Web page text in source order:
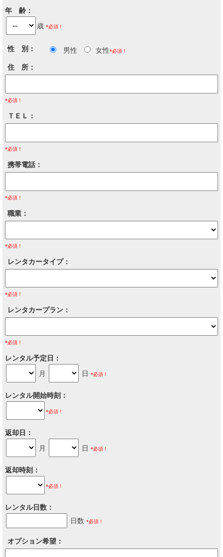
年 齢
歳 *必須！
性 別 男性 女性*必須！
住 所
*必須！
ＴＥＬ
*必須！
携帯電話
*必須！
職業
*必須！
レンタカータイプ
*必須！
レンタカープラン
*必須！
レンタル予定日
月 日 *必須！
レンタル開始時刻
*必須！
返却日
月 日 *必須！
返却時刻
*必須！
レンタル日数
日数 *必須！
オプション希望